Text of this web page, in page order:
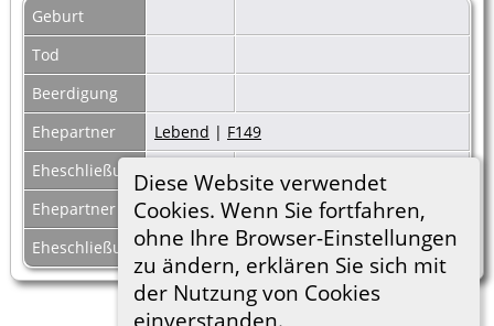
Diese Website verwendet
Cookies. Wenn Sie fortfahren,
ohne Ihre Browser-Einstellungen
zu ändern, erklären Sie sich mit
der Nutzung von Cookies
einverstanden.
Geburt
Tod
Beerdigung
Ehepartner
Lebend | F149
Eheschließung
Ehepartner
Lebend |F148
Eheschließung